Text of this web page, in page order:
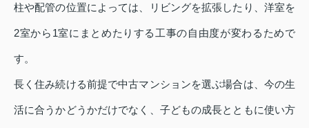
柱や配管の位置によっては、リビングを拡張したり、洋室を
2室から1室にまとめたりする工事の自由度が変わるためで
す。
長く住み続ける前提で中古マンションを選ぶ場合は、今の生
活に合うかどうかだけでなく、子どもの成長とともに使い方